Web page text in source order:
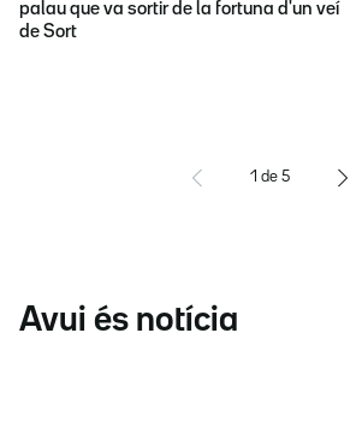
palau que va sortir de la fortuna d'un veí
de Sort
1 de 5
Avui és notícia